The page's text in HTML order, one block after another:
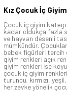
Kız Çocuk İç
Çocuk iç giyim
kadar oldukça fazla
ve hayvan desenli
mümkündür.
bebek figürleri tercih
giyim renkleri açık
giyim renkleri ise
çocuk iç giyim
turuncu, kırmızı,
her zevke yönelik